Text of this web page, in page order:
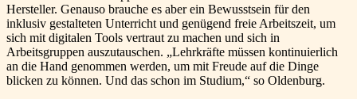
Hersteller. Genauso brauche es aber ein Bewusstsein für den
inklusiv gestalteten Unterricht und genügend freie Arbeitszeit, um
sich mit digitalen Tools vertraut zu machen und sich in
Arbeitsgruppen auszutauschen. „Lehrkräfte müssen kontinuierlich
an die Hand genommen werden, um mit Freude auf die Dinge
blicken zu können. Und das schon im Studium,“ so Oldenburg.